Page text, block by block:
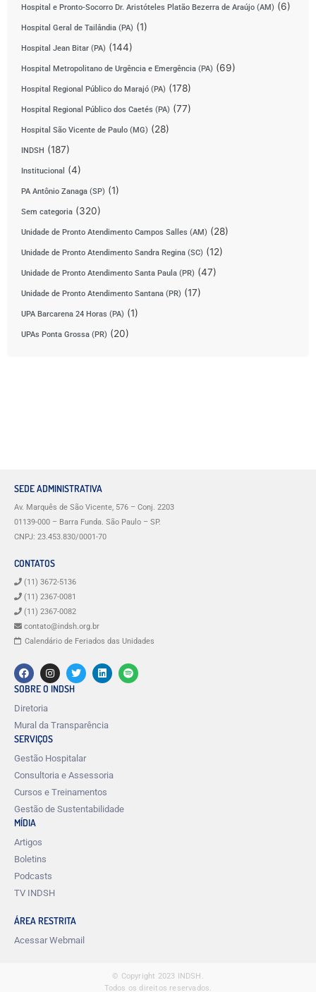
Hospital e Pronto-Socorro Dr. Aristóteles Platão Bezerra de Araújo (AM) (6)
Hospital Geral de Tailândia (PA) (1)
Hospital Jean Bitar (PA) (144)
Hospital Metropolitano de Urgência e Emergência (PA) (69)
Hospital Regional Público do Marajó (PA) (178)
Hospital Regional Público dos Caetés (PA) (77)
Hospital São Vicente de Paulo (MG) (28)
INDSH (187)
Institucional (4)
PA Antônio Zanaga (SP) (1)
Sem categoria (320)
Unidade de Pronto Atendimento Campos Salles (AM) (28)
Unidade de Pronto Atendimento Sandra Regina (SC) (12)
Unidade de Pronto Atendimento Santa Paula (PR) (47)
Unidade de Pronto Atendimento Santana (PR) (17)
UPA Barcarena 24 Horas (PA) (1)
UPAs Ponta Grossa (PR) (20)
SEDE ADMINISTRATIVA
Av. Marquês de São Vicente, 576 – Conj. 2203
01139-000 – Barra Funda. São Paulo – SP.
CNPJ: 23.453.830/0001-70
CONTATOS
(11) 3672-5136
(11) 2367-0081
(11) 2367-0082
contato@indsh.org.br
Calendário de Feriados das Unidades
SOBRE O INDSH
Diretoria
Mural da Transparência
SERVIÇOS
Gestão Hospitalar
Consultoria e Assessoria
Cursos e Treinamentos
Gestão de Sustentabilidade
MÍDIA
Artigos
Boletins
Podcasts
TV INDSH
ÁREA RESTRITA
Acessar Webmail
© Copyright 2023 INDSH.
Todos os direitos reservados.